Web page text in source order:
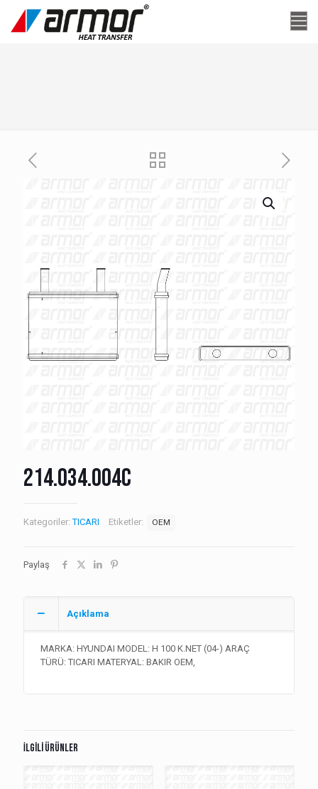
214.034.004C
Kategoriler:TICARI Etiketler: OEM
Paylaş
Açıklama
MARKA: HYUNDAI MODEL: H 100 K.NET (04-) ARAÇ
TÜRÜ: TICARI MATERYAL: BAKIR OEM,
İlgili ürünler